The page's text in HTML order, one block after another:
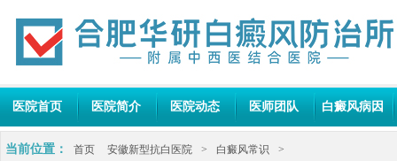
医院首页 医院简介 医院动态 医师团队 白癜风病因
当前位置： 首页 安徽新型抗白医院 > 白癜风常识 >